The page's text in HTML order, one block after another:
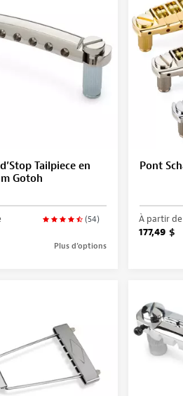
Tailpiece en
Gotoh
(54)
Plus d’options
Pont
À partir de
177,49 $